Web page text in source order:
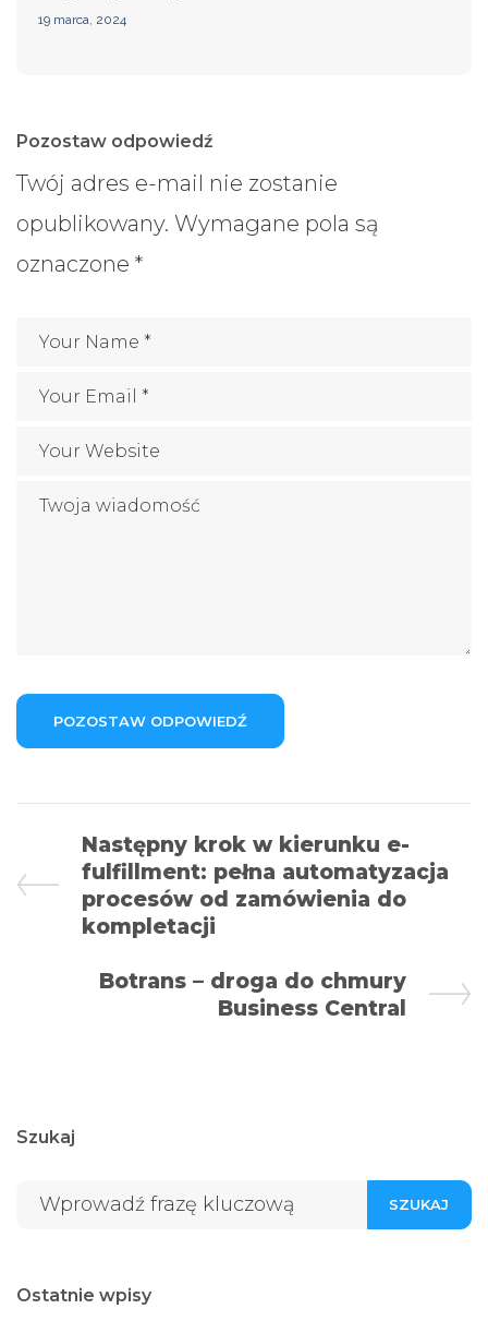
19 marca, 2024
Pozostaw odpowiedź
Twój adres e-mail nie zostanie
opublikowany. Wymagane pola są
oznaczone *
Następny krok w kierunku e-
fulfillment: pełna automatyzacja
procesów od zamówienia do
kompletacji
Botrans – droga do chmury
Business Central
Szukaj
SZUKAJ
Ostatnie wpisy